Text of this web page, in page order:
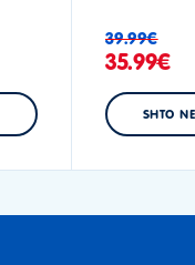
39.99€
35.99€
SHTO